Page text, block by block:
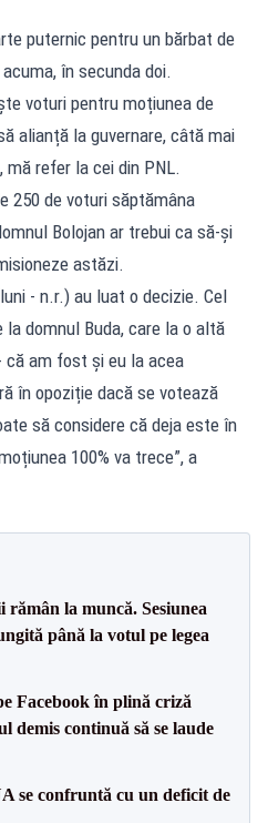
puternic pentru un bărbat de
în secunda doi.
voturi pentru moțiunea de
alianță la guvernare, câtă mai
refer la cei din PNL.
250 de voturi săptămâna
Bolojan ar trebui ca să-și
astăzi.
- n.r.) au luat o decizie. Cel
domnul Buda, care la o altă
că am fost și eu la acea
în opoziție dacă se votează
să considere că deja este în
100% va trece”, a
rămân la muncă. Sesiunea
până la votul pe legea
Facebook în plină criză
demis continuă să se laude
se confruntă cu un deficit de